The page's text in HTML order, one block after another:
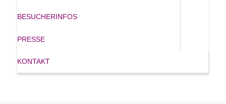
BESUCHERINFOS
PRESSE
KONTAKT